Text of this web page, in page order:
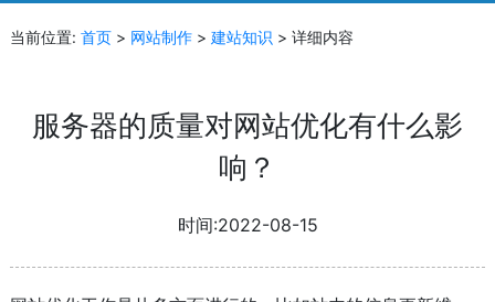
当前位置: 首页> 网站制作> 建站知识 > 详细内容
服务器的质量对网站优化有什么影
响？
时间:2022-08-15